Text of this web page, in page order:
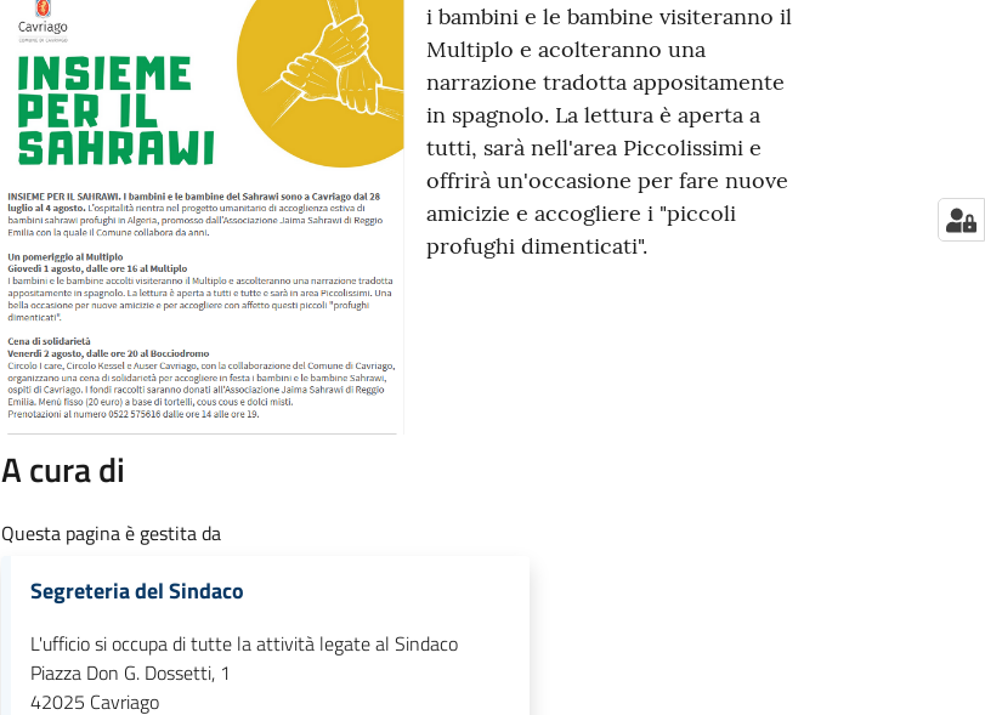
i bambini e le bambine visiteranno il
Multiplo e acolteranno una
narrazione tradotta appositamente
in spagnolo. La lettura è aperta a
tutti, sarà nell'area Piccolissimi e
offrirà un'occasione per fare nuove
amicizie e accogliere i "piccoli
profughi dimenticati".
A cura di
Questa pagina è gestita da
Segreteria del Sindaco
L'ufficio si occupa di tutte la attività legate al Sindaco
Piazza Don G. Dossetti, 1
42025 Cavriago